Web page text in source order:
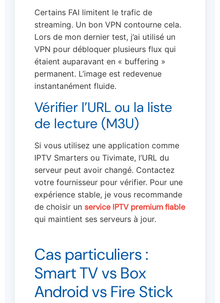
Certains FAI limitent le trafic de
streaming. Un bon VPN contourne cela.
Lors de mon dernier test, j’ai utilisé un
VPN pour débloquer plusieurs flux qui
étaient auparavant en « buffering »
permanent. L’image est redevenue
instantanément fluide.
Vérifier l’URL ou la liste
de lecture (M3U)
Si vous utilisez une application comme
IPTV Smarters ou Tivimate, l’URL du
serveur peut avoir changé. Contactez
votre fournisseur pour vérifier. Pour une
expérience stable, je vous recommande
de choisir un service IPTV premium fiable
qui maintient ses serveurs à jour.
Cas particuliers :
Smart TV vs Box
Android vs Fire Stick